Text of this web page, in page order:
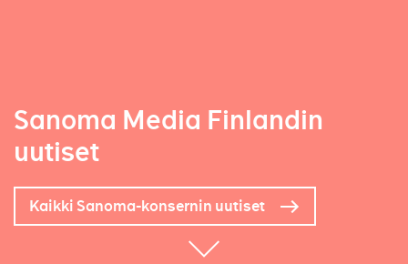
Sanoma Media Finlandin
uutiset
Kaikki Sanoma-konsernin uutiset